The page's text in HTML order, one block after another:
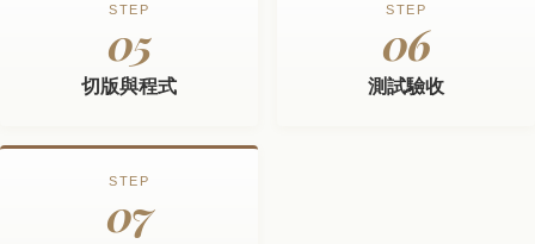
STEP
05
切版與程式
STEP
06
測試驗收
STEP
07